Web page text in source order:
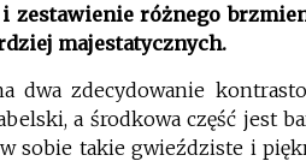
zestawienie różnego
majestatycznych.
dwa zdecydowanie
a środkowa część jest
sobie takie gwieździste i